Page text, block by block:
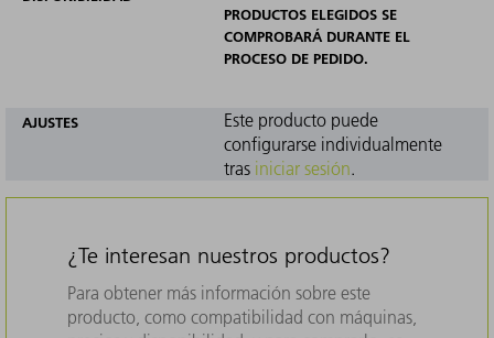
PRODUCTOS ELEGIDOS SE
COMPROBARÁ DURANTE EL
PROCESO DE PEDIDO.
AJUSTES
Este producto puede
configurarse individualmente
tras iniciar sesión.
¿Te interesan nuestros productos?
Para obtener más información sobre este
producto, como compatibilidad con máquinas,